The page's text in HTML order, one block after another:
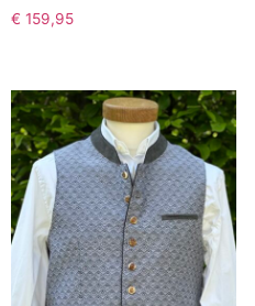
€ 159,95